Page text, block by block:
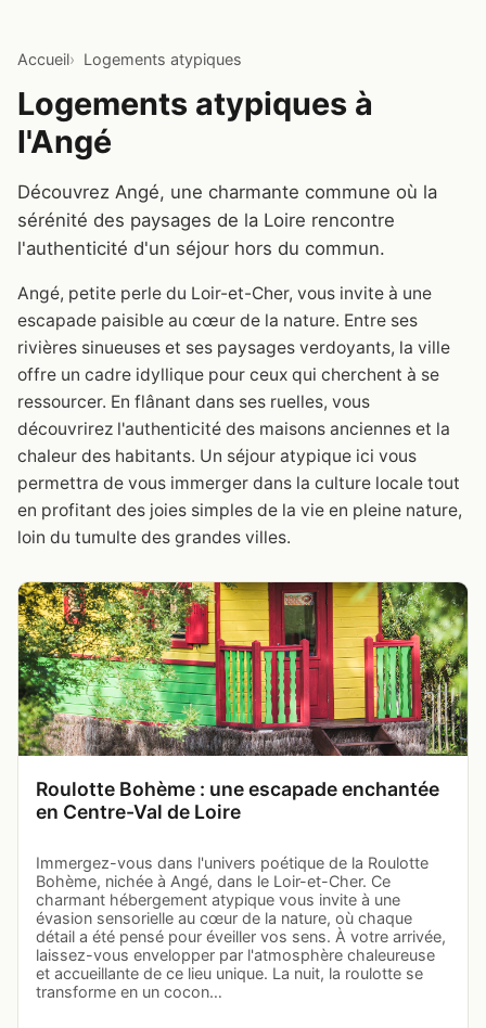
Accueil Logements atypiques
Logements atypiques à
l'Angé
Découvrez Angé, une charmante commune où la
sérénité des paysages de la Loire rencontre
l'authenticité d'un séjour hors du commun.
Angé, petite perle du Loir-et-Cher, vous invite à une
escapade paisible au cœur de la nature. Entre ses
rivières sinueuses et ses paysages verdoyants, la ville
offre un cadre idyllique pour ceux qui cherchent à se
ressourcer. En flânant dans ses ruelles, vous
découvrirez l'authenticité des maisons anciennes et la
chaleur des habitants. Un séjour atypique ici vous
permettra de vous immerger dans la culture locale tout
en profitant des joies simples de la vie en pleine nature,
loin du tumulte des grandes villes.
Roulotte Bohème : une escapade enchantée
en Centre-Val de Loire
Immergez-vous dans l'univers poétique de la Roulotte
Bohème, nichée à Angé, dans le Loir-et-Cher. Ce
charmant hébergement atypique vous invite à une
évasion sensorielle au cœur de la nature, où chaque
détail a été pensé pour éveiller vos sens. À votre arrivée,
laissez-vous envelopper par l'atmosphère chaleureuse
et accueillante de ce lieu unique. La nuit, la roulotte se
transforme en un cocon…